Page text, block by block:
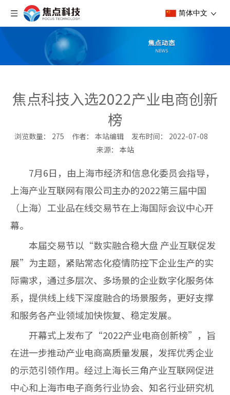
简体中文
焦点科技入选2022产业电商创新
榜
浏览数量： 275 作者： 本站编辑 发布时间： 2022-07-08
来源： 本站
7月6日，由上海市经济和信息化委员会指导，
上海产业互联网有限公司主办的2022第三届中国
（上海）工业品在线交易节在上海国际会议中心开
幕。
本届交易节以“数实融合稳大盘产业互联促发
展”为主题，紧贴常态化疫情防控下企业生产的实
际需求，通过多层次、多场景的企业数字化服务体
系，提供线上线下深度融合的场景服务，更好支撑
和服务各产业领域加快恢复、稳定发展。
开幕式上发布了“2022产业电商创新榜”，旨
在进一步推动产业电商高质量发展，发挥优秀企业
的示范引领作用。经过上海长三角产业互联网促进
中心和上海市电子商务行业协会、知名行业研究机